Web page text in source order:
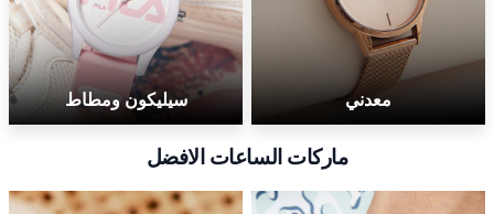
معدني سيليكون ومطاط
ماركات الساعات الافضل